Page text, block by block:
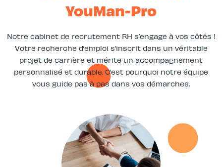
YouMan-Pro
Notre cabinet de recrutement RH s’engage à vos côtés !
Votre recherche d’emploi s’inscrit dans un véritable
projet de carrière et mérite un accompagnement
personnalisé et durable. C’est pourquoi notre équipe
vous guide pas à pas dans vos démarches.